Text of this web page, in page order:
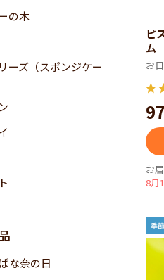
の木
ーズ（スポンジケー
な奈の日
ピ
ム
お
お
8月